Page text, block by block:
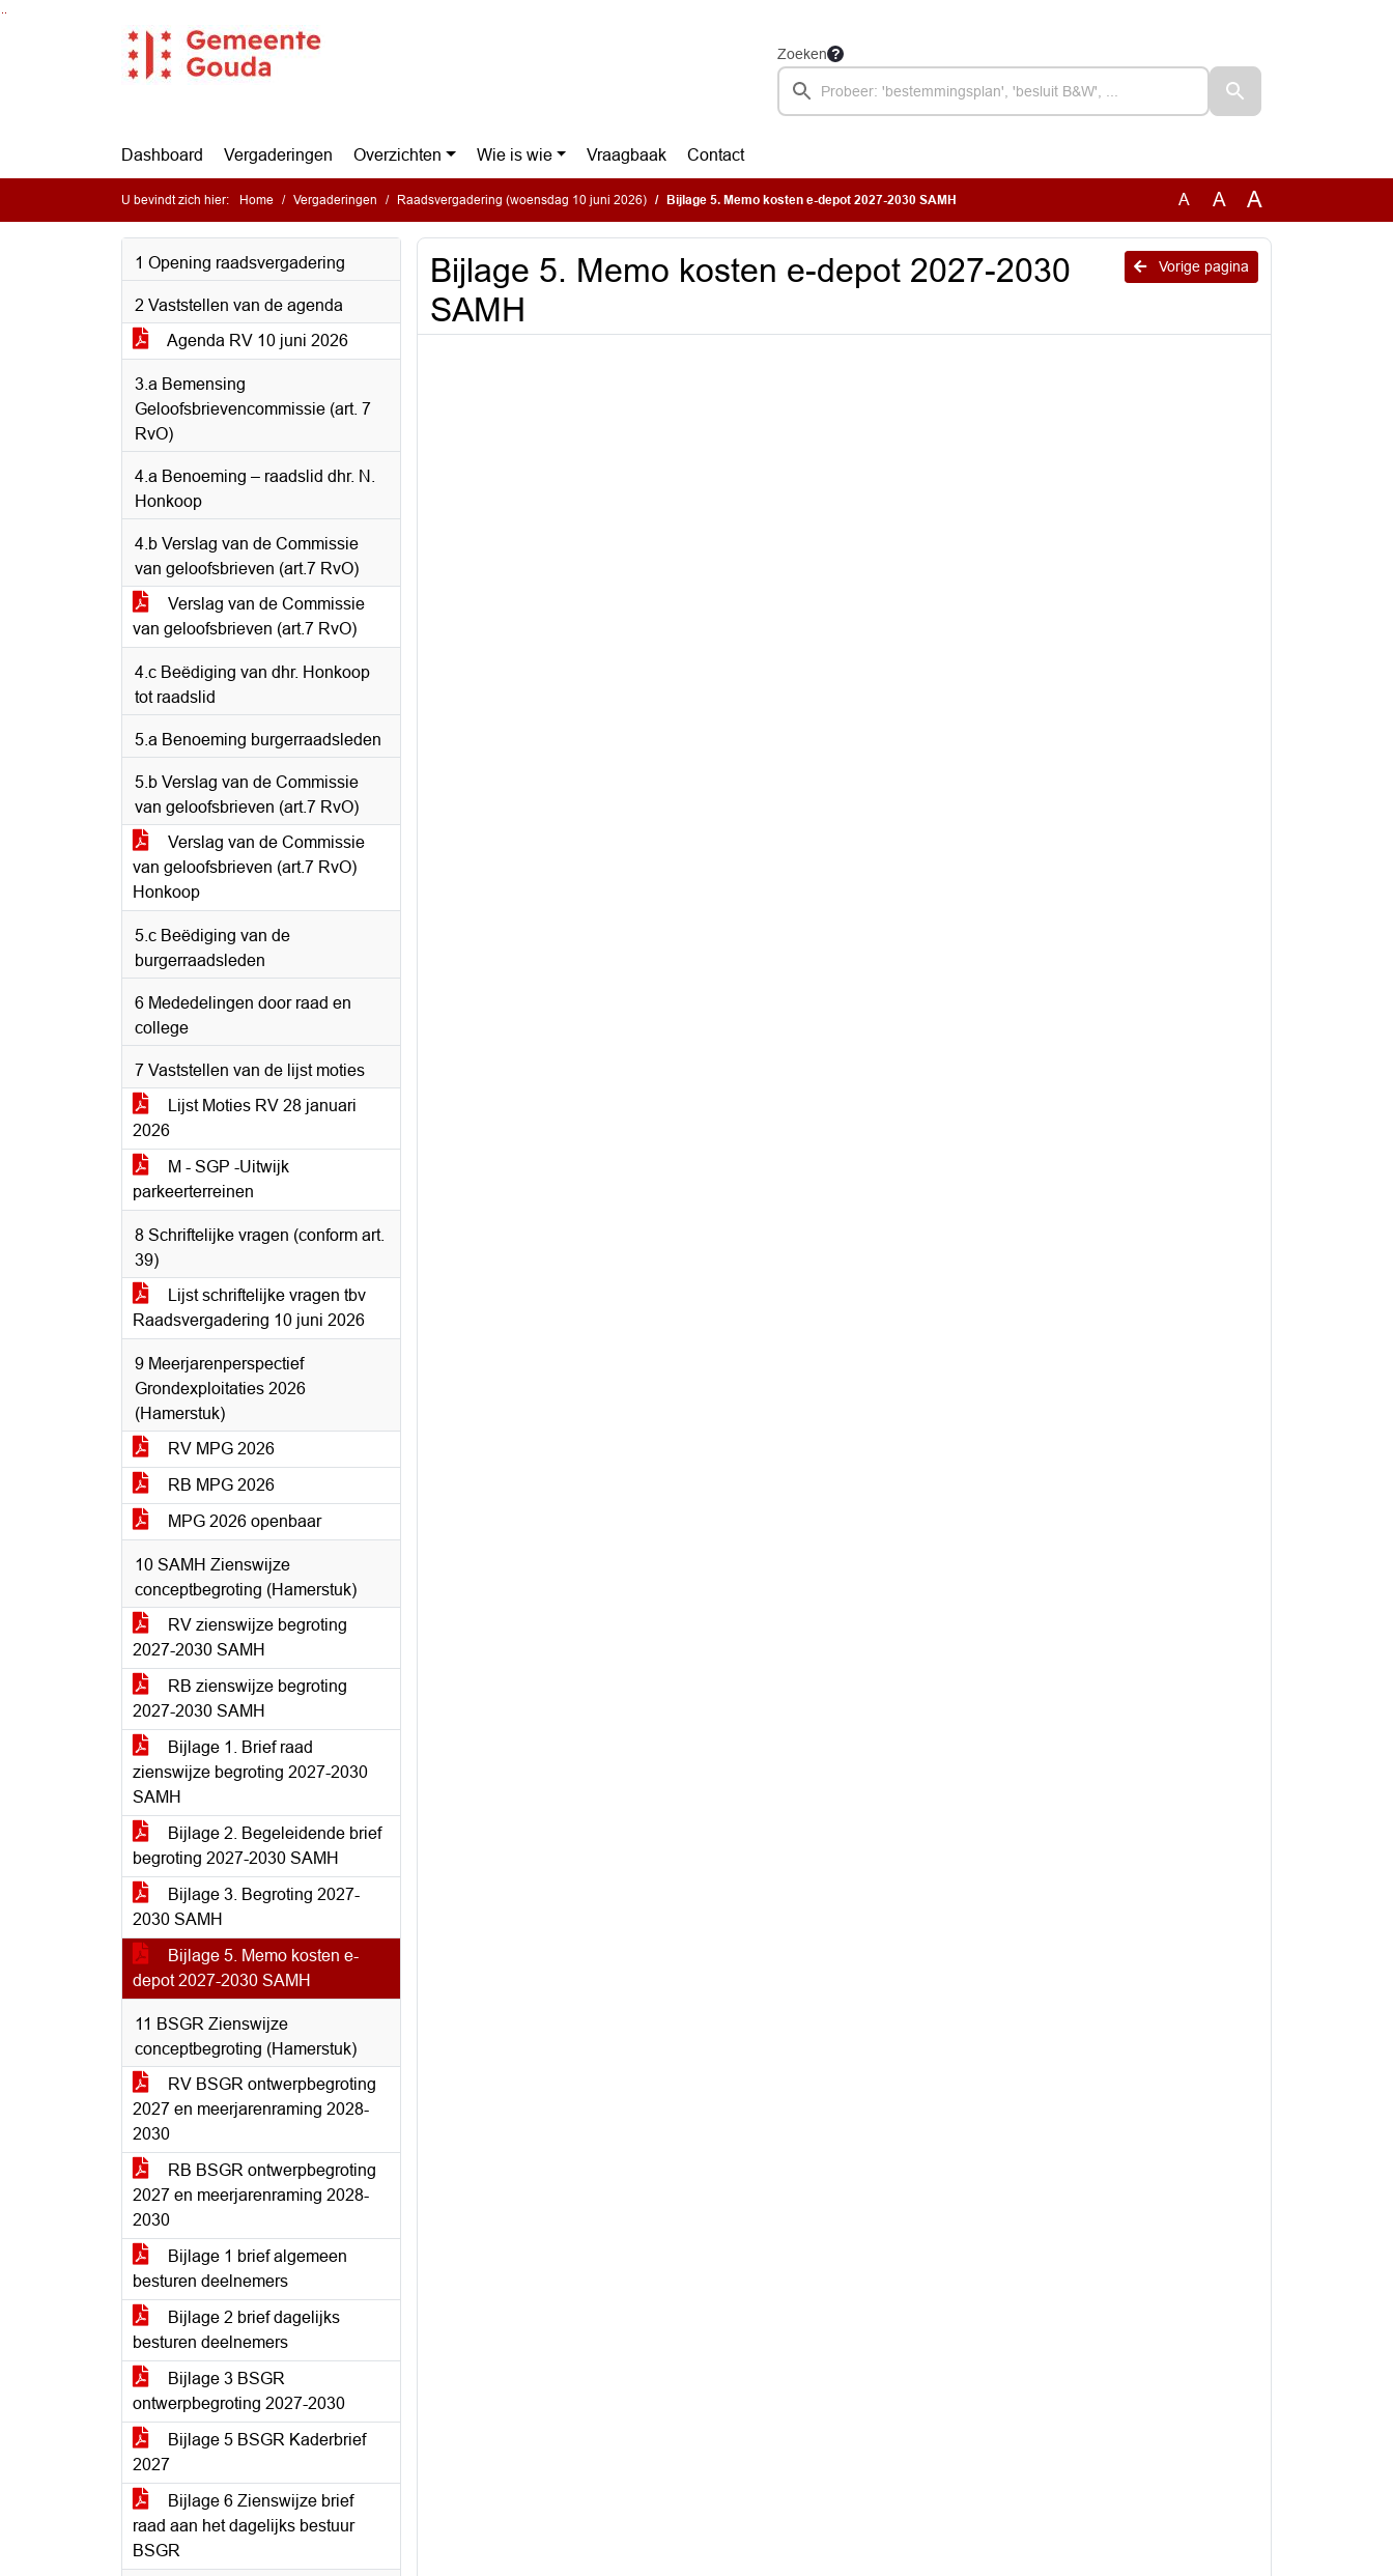
Ga naar de inhoud van deze pagina
Ga naar het zoeken
Ga naar het menu
Zoeken
Dashboard Vergaderingen Overzichten Wie is wie Vraagbaak Contact
U bevindt zich hier: Home Vergaderingen Raadsvergadering (woensdag 10 juni 2026) Bijlage 5. Memo kosten e-depot 2027-2030 SAMH A A A
1 Opening raadsvergadering
2 Vaststellen van de agenda
Agenda RV 10 juni 2026
3.a Bemensing
Geloofsbrievencommissie (art. 7
RvO)
4.a Benoeming – raadslid dhr. N.
Honkoop
4.b Verslag van de Commissie
van geloofsbrieven (art.7 RvO)
Verslag van de Commissie
van geloofsbrieven (art.7 RvO)
4.c Beëdiging van dhr. Honkoop
tot raadslid
5.a Benoeming burgerraadsleden
5.b Verslag van de Commissie
van geloofsbrieven (art.7 RvO)
Verslag van de Commissie
van geloofsbrieven (art.7 RvO)
Honkoop
5.c Beëdiging van de
burgerraadsleden
6 Mededelingen door raad en
college
7 Vaststellen van de lijst moties
Lijst Moties RV 28 januari
2026
M - SGP -Uitwijk
parkeerterreinen
8 Schriftelijke vragen (conform art.
39)
Lijst schriftelijke vragen tbv
Raadsvergadering 10 juni 2026
9 Meerjarenperspectief
Grondexploitaties 2026
(Hamerstuk)
RV MPG 2026
RB MPG 2026
MPG 2026 openbaar
10 SAMH Zienswijze
conceptbegroting (Hamerstuk)
RV zienswijze begroting
2027-2030 SAMH
RB zienswijze begroting
2027-2030 SAMH
Bijlage 1. Brief raad
zienswijze begroting 2027-2030
SAMH
Bijlage 2. Begeleidende brief
begroting 2027-2030 SAMH
Bijlage 3. Begroting 2027-
2030 SAMH
Bijlage 5. Memo kosten e-
depot 2027-2030 SAMH
11 BSGR Zienswijze
conceptbegroting (Hamerstuk)
RV BSGR ontwerpbegroting
2027 en meerjarenraming 2028-
2030
RB BSGR ontwerpbegroting
2027 en meerjarenraming 2028-
2030
Bijlage 1 brief algemeen
besturen deelnemers
Bijlage 2 brief dagelijks
besturen deelnemers
Bijlage 3 BSGR
ontwerpbegroting 2027-2030
Bijlage 5 BSGR Kaderbrief
2027
Bijlage 6 Zienswijze brief
raad aan het dagelijks bestuur
BSGR
Vorige pagina
Bijlage 5. Memo kosten e-depot 2027-2030
SAMH